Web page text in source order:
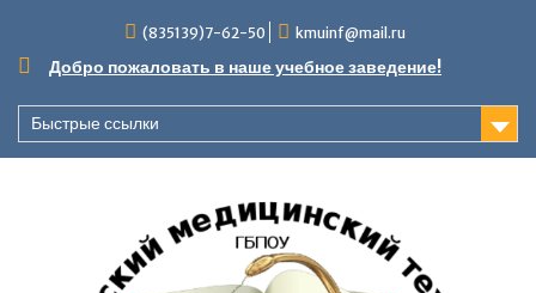
содержимому
(835139)7-62-50 kmuinf@mail.ru
Добро пожаловать в наше учебное заведение!
Быстрые ссылки